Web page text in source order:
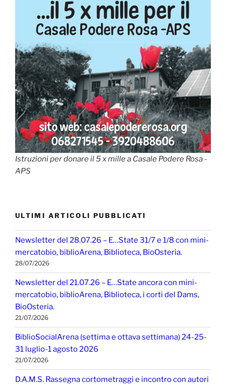
Istruzioni per donare il 5 x mille a Casale Podere Rosa -
APS
ULTIMI ARTICOLI PUBBLICATI
Newsletter del 28.07.26 – E…State 31/7 e 1/8 con mini-
mercatobio, biblioArena, Biblioteca, BioOsteria.
28/07/2026
Newsletter del 21.07.26 – E…State ancora con mini-
mercatobio, biblioArena, Biblioteca, i corti del Dams,
BioOsteria.
21/07/2026
BiblioSocialArena (settima e ottava settimana) 24-25-
31 luglio-1 agosto 2026
21/07/2026
D.A.M.S. Rassegna cortometraggi e incontro con autori